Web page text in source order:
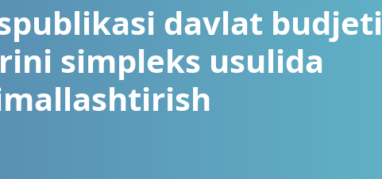
davlat budjeti
simpleks usulida